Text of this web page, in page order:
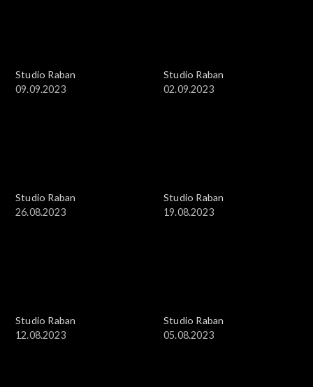
Studio Raban
09.09.2023
Studio Raban
02.09.2023
Studio Raban
26.08.2023
Studio Raban
19.08.2023
Studio Raban
12.08.2023
Studio Raban
05.08.2023